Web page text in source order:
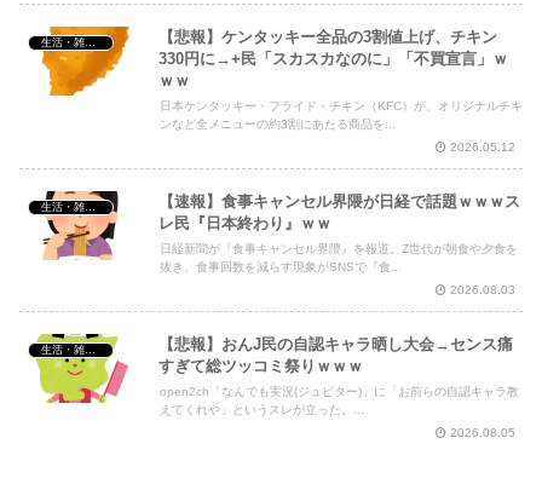
【悲報】ケンタッキー全品の3割値上げ、チキン
330円に→+民「スカスカなのに」「不買宣言」ｗ
ｗｗ
日本ケンタッキー・フライド・チキン（KFC）が、オリジナルチキ
ンなど全メニューの約3割にあたる商品を...
2026.05.12
【速報】食事キャンセル界隈が日経で話題ｗｗｗス
レ民『日本終わり』ｗｗ
日経新聞が『食事キャンセル界隈』を報道。Z世代が朝食や夕食を
抜き、食事回数を減らす現象がSNSで『食...
2026.08.03
【悲報】おんJ民の自認キャラ晒し大会→センス痛
すぎて総ツッコミ祭りｗｗｗ
open2ch「なんでも実況(ジュピター)」に「お前らの自認キャラ教
えてくれや」というスレが立った。...
2026.08.05